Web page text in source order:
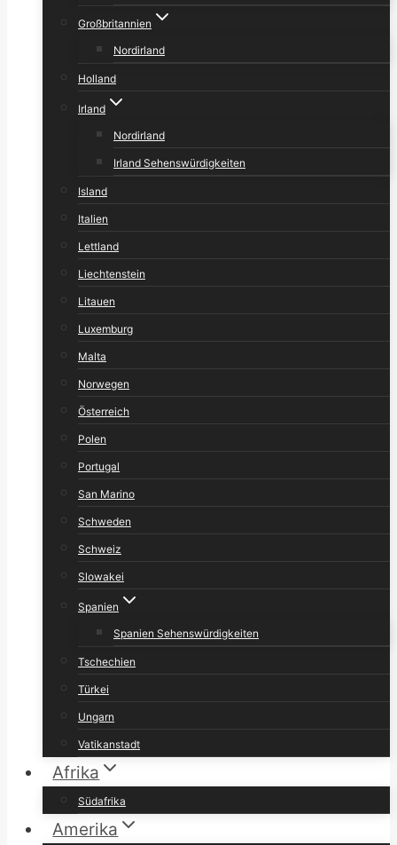
Großbritannien
Nordirland
Holland
Irland
Nordirland
Irland Sehenswürdigkeiten
Island
Italien
Lettland
Liechtenstein
Litauen
Luxemburg
Malta
Norwegen
Österreich
Polen
Portugal
San Marino
Schweden
Schweiz
Slowakei
Spanien
Spanien Sehenswürdigkeiten
Tschechien
Türkei
Ungarn
Vatikanstadt
Afrika
Südafrika
Amerika